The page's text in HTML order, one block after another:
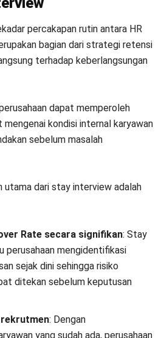
: Dengan
yang sudah ada, perusahaan
biaya rekrutmen, onboarding,
baru.
karyawan merasa didengar,
dengan perusahaan, yang
keterlibatan kerja.
di tempat kerja baik terkait
maupun lingkungan kerja
perusahaan: Karyawan yang
cenderung memiliki persepsi positif
yang secara tidak langsung
sebagai tempat kerja